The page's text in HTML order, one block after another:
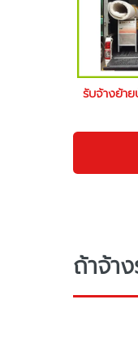
รับจ้างย้า
ถ้าจ้า